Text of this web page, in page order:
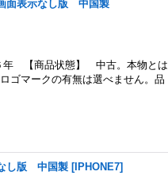
面表示なし版 中国製
【商品状態】 中古。本物とは
ゴマークの有無は選べません。品
し版 中国製 [IPHONE7]